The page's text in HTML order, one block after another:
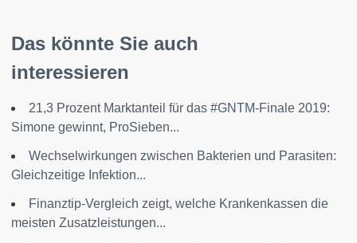
Das könnte Sie auch
interessieren
21,3 Prozent Marktanteil für das #GNTM-Finale 2019:
Simone gewinnt, ProSieben...
Wechselwirkungen zwischen Bakterien und Parasiten:
Gleichzeitige Infektion...
Finanztip-Vergleich zeigt, welche Krankenkassen die
meisten Zusatzleistungen...